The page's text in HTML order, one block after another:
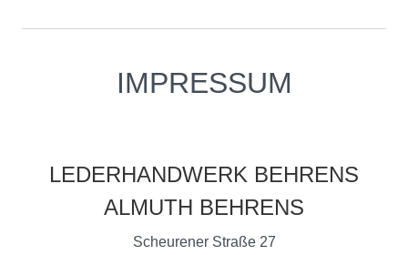
IMPRESSUM
LEDERHANDWERK BEHRENS
ALMUTH BEHRENS
Scheurener Straße 27